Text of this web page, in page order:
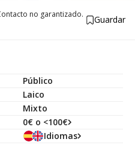
no garantizado.
Guardar
Público
Laico
Mixto
0€ o <100€
Idiomas